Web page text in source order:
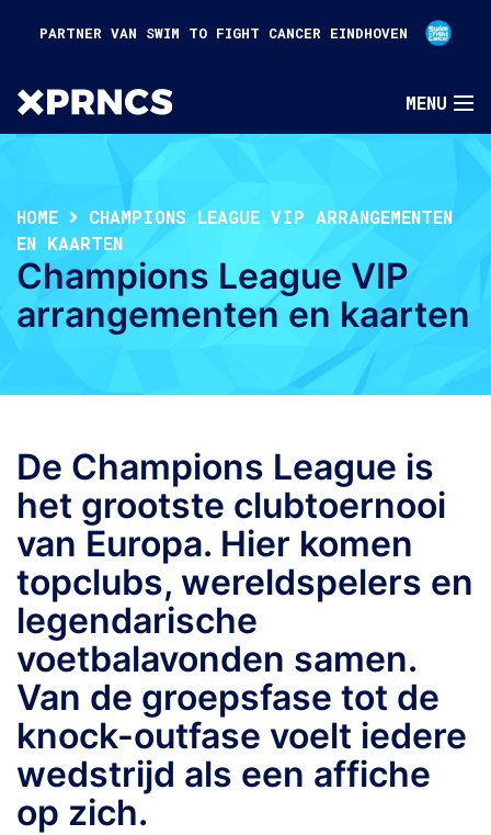
PARTNER VAN SWIM TO FIGHT CANCER EINDHOVEN
HOME
CHAMPIONS LEAGUE VIP ARRANGEMENTEN
EN KAARTEN
Champions League VIP
arrangementen en kaarten
De Champions League is
het grootste clubtoernooi
van Europa. Hier komen
topclubs, wereldspelers en
legendarische
voetbalavonden samen.
Van de groepsfase tot de
knock-outfase voelt iedere
wedstrijd als een affiche
op zich.